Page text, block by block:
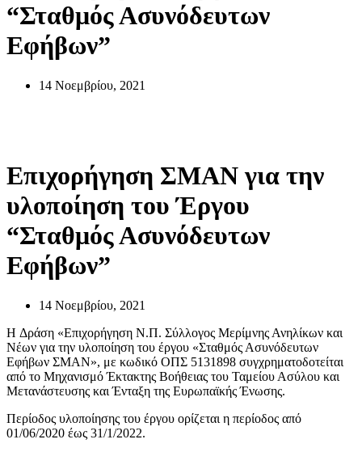
“Σταθμός Ασυνόδευτων
Εφήβων”
14 Νοεμβρίου, 2021
Επιχορήγηση ΣΜΑΝ για την
υλοποίηση του Έργου
“Σταθμός Ασυνόδευτων
Εφήβων”
14 Νοεμβρίου, 2021
H Δράση «Επιχορήγηση Ν.Π. Σύλλογος Μερίμνης Ανηλίκων και
Νέων για την υλοποίηση του έργου «Σταθμός Ασυνόδευτων
Εφήβων ΣΜΑΝ», με κωδικό ΟΠΣ 5131898 συγχρηματοδοτείται
από το Μηχανισμό Έκτακτης Βοήθειας του Ταμείου Ασύλου και
Μετανάστευσης και Ένταξη της Ευρωπαϊκής Ένωσης.
Περίοδος υλοποίησης του έργου ορίζεται η περίοδος από
01/06/2020 έως 31/1/2022.